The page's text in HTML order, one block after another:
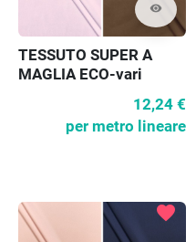
visibility
TESSUTO SUPER A
MAGLIA ECO-vari
12,24 €
per metro lineare
favorite